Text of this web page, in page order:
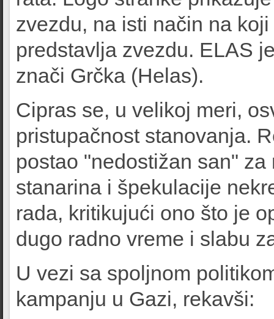
zvezdu, na isti način na
predstavlja zvezdu. ELAS
znači Grčka (Helas).
Cipras se, u velikoj meri,
pristupačnost stanovanja.
postao "nedostižan san"
stanarina i špekulacije
rada, kritikujući ono što je
dugo radno vreme i slabu
U vezi sa spoljnom
kampanju u Gazi, rekavši: